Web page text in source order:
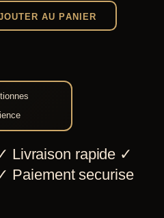
AU PANIER
Livraison rapide ✓
Paiement securise